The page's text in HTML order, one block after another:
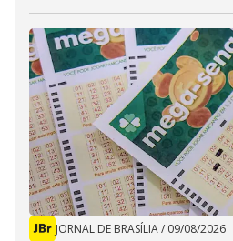
JORNAL DE BRASÍLIA/ 09/08/2026